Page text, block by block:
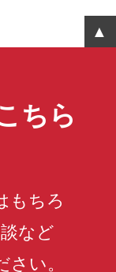
ちら
もちろ
など
い。